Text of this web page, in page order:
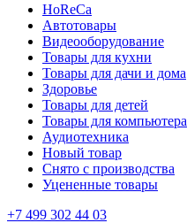
HoReCa
Автотовары
Видеооборудование
Товары для кухни
Товары для дачи и дома
Здоровье
Товары для детей
Товары для компьютера
Аудиотехника
Новый товар
Снято с производства
Уцененные товары
+7 499 302 44 03